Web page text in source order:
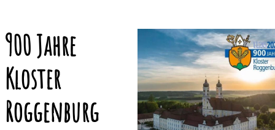
900 Jahre
Kloster
Roggenburg